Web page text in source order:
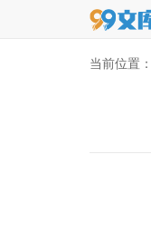
当前位置：